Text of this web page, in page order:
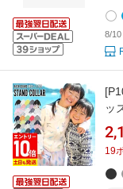
8/
ッ
の
策
19